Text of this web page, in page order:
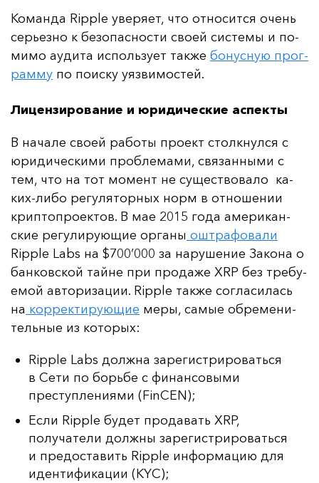
Ко­ман­да Ripple уве­ря­ет, что от­но­сит­ся очень
серь­ез­но к бе­зо­пас­нос­ти сво­ей сис­те­мы и по­
ми­мо а­уди­та ис­поль­зу­ет так­же бо­нус­ную прог­
рам­му по по­ис­ку у­яз­ви­мос­тей.
Лицензирование и юридические аспекты
В на­ча­ле сво­ей ра­бо­ты про­ект стол­кнул­ся с
юри­ди­чес­ки­ми проб­ле­ма­ми, свя­зан­ны­ми с
тем, что на тот мо­мент не су­щес­тво­ва­ло ка­
ких-ли­бо ре­гу­ля­тор­ных норм в от­но­ше­нии
крип­топ­ро­ек­тов. В мае 2015 го­да аме­ри­кан­
ские ре­гу­ли­ру­ющие ор­га­ны ош­тра­фо­ва­ли
Ripple Labs на $700’000 за на­ру­ше­ние За­ко­на о
бан­ков­ской тай­не при про­да­же XRP без тре­бу­
емой ав­то­ри­за­ции. Ripple так­же сог­ла­си­лась
на кор­рек­ти­ру­ющие ме­ры, са­мые об­ре­ме­ни­
тель­ные из ко­то­рых:
Ripple Labs должна зарегистрироваться
в Сети по борьбе с финансовыми
преступлениями (FinCEN);
Если Ripple будет продавать XRP,
получатели должны зарегистрироваться
и предоставить Ripple информацию для
идентификации (KYC);